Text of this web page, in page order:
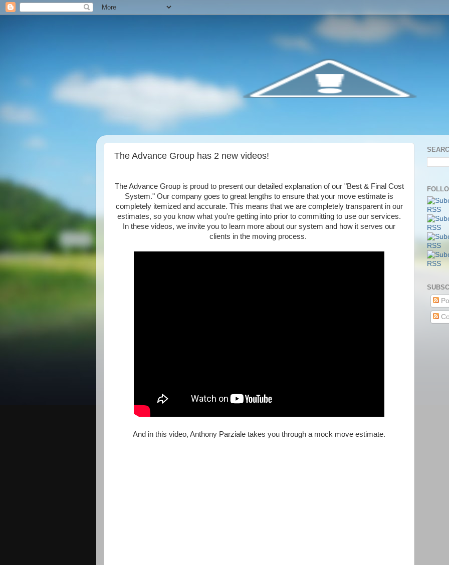
The Advance Group has 2 new videos!
The Advance Group is proud to present our detailed explanation of our "Best & Final Cost
System." Our company goes to great lengths to ensure that your move estimate is
completely itemized and accurate. This means that we are completely transparent in our
estimates, so you know what you're getting into prior to committing to use our services.
In these videos, we invite you to learn more about our system and how it serves our
clients in the moving process.
And in this video, Anthony Parziale takes you through a mock move estimate.